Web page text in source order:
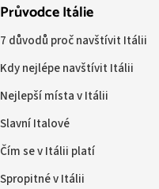
Průvodce Itálie
7 důvodů proč navštívit Itálii
Kdy nejlépe navštívit Itálii
Nejlepší místa v Itálii
Slavní Italové
Čím se v Itálii platí
Spropitné v Itálii